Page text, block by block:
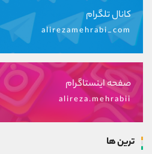
کانال تلگرام
alirezamehrabi_com
صفحه اینستاگرام
alireza.mehrabii
ترین ها